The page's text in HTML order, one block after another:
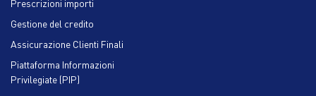
Prescrizioni importi
Gestione del credito
Assicurazione Clienti Finali
Piattaforma Informazioni
Privilegiate (PIP)